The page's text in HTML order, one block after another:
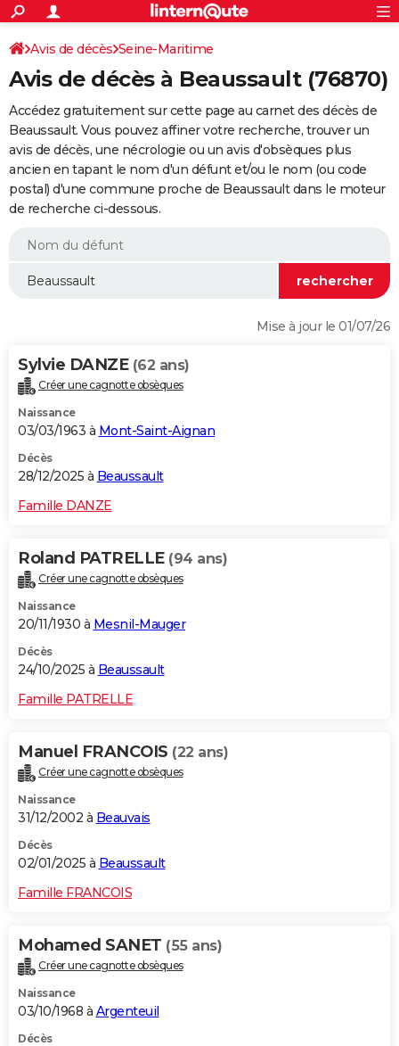
ACTUALITÉS
Politique
Société
Faits Divers
Education
Monde
Villes
+
SPORT
Coupe du monde 2026
Football
Tennis
Cyclisme
Rugby
Forum
Programme TV
TNT
Streaming
Cinéma
Sorties cinéma
Musique
+
FINANCE
Retraite
Impôts
Epargne
Immobilier
Risques naturels par ville
Banque
Assurance
Crédit
AUTO
Essais
Réserver un essai
Citadines
Berlines
SUV
Forum auto
+
HIGH-TECH
BRICOLAGE
WEEK-END
Alimentation
Guide de la santé
Maladies
Médicaments
Sommeil
VOYAGE
Destinations
City break
Voyage nature
Voyage de noces
Forum
Climat
+PHOTO
GUIDES D'ACHAT
Carte de Noël
Carte Bonne année
Carte Saint-Valentin
Carte Pâques
Carte d'anniversaire
DICTIONNAIRE
Dictionnaire
Biographies
Citations
Expressions
Proverbes
PROGRAMME TV
S'inscrire
Se connecter
Lycées
Collèges
Primaires
Universités
Entreprises
Service militaire
Avis de recherche
AVIS DE DÉCÈS
FORUM
S'inscrire
Connexion
Avis de décès Seine-Maritime
Avis de décès à Beaussault (76870)
Accédez gratuitement sur cette page au carnet des décès de
Beaussault. Vous pouvez affiner votre recherche, trouver un
avis de décès, une nécrologie ou un avis d'obsèques plus
ancien en tapant le nom d'un défunt et/ou le nom (ou code
postal) d'une commune proche de Beaussault dans le moteur
de recherche ci-dessous.
Mise à jour le 01/07/26
Sylvie DANZE (62 ans)
Créer une cagnotte obsèques
Naissance
03/03/1963 à Mont-Saint-Aignan
Décès
28/12/2025 à Beaussault
Famille DANZE
Roland PATRELLE (94 ans)
Créer une cagnotte obsèques
Naissance
20/11/1930 à Mesnil-Mauger
Décès
24/10/2025 à Beaussault
Famille PATRELLE
Manuel FRANCOIS (22 ans)
Créer une cagnotte obsèques
Naissance
31/12/2002 à Beauvais
Décès
02/01/2025 à Beaussault
Famille FRANCOIS
Mohamed SANET (55 ans)
Créer une cagnotte obsèques
Naissance
03/10/1968 à Argenteuil
Décès